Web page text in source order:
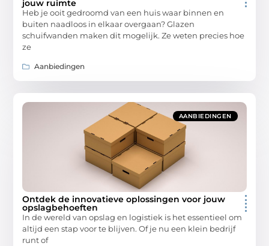
jouw ruimte
Heb je ooit gedroomd van een huis waar binnen en
buiten naadloos in elkaar overgaan? Glazen
schuifwanden maken dit mogelijk. Ze weten precies hoe
ze
Aanbiedingen
AANBIEDINGEN
Ontdek de innovatieve oplossingen voor jouw
opslagbehoeften
In de wereld van opslag en logistiek is het essentieel om
altijd een stap voor te blijven. Of je nu een klein bedrijf
runt of